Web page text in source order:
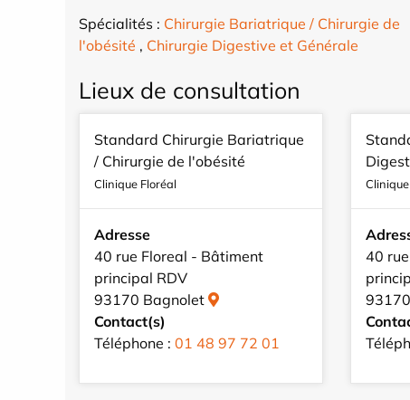
Spécialités : Chirurgie Bariatrique / Chirurgie de
l'obésité , Chirurgie Digestive et Générale
Lieux de consultation
Standard Chirurgie Bariatrique
/ Chirurgie de l'obésité
Clinique Floréal
Adresse
40 rue Floreal - Bâtiment
principal RDV
93170 Bagnolet
Contact(s)
Téléphone : 01 48 97 72 01
40